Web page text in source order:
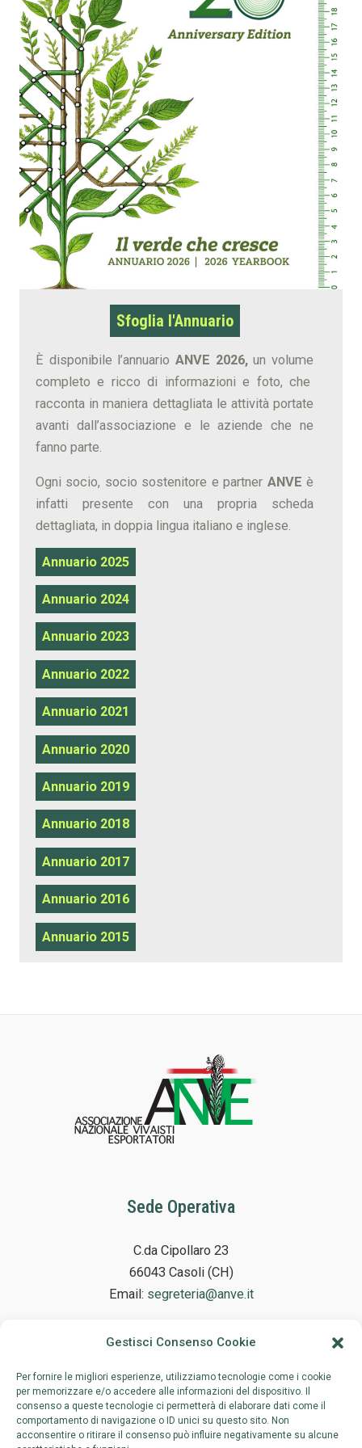
Gestisci Consenso Cookie
Per fornire le migliori esperienze, utilizziamo tecnologie come i cookie
per memorizzare e/o accedere alle informazioni del dispositivo. Il
consenso a queste tecnologie ci permetterà di elaborare dati come il
comportamento di navigazione o ID unici su questo sito. Non
acconsentire o ritirare il consenso può influire negativamente su alcune
Sfoglia l'Annuario
È disponibile l’annuario ANVE 2026,un volume
completo e ricco di informazioni e foto, che
racconta in maniera dettagliata le attività portate
avanti dall’associazione e le aziende che ne
fanno parte.
Ogni socio, socio sostenitore e partner ANVE è
infatti presente con una propria scheda
dettagliata, in doppia lingua italiano e inglese.
Annuario 2025
Annuario 2024
Annuario 2023
Annuario 2022
Annuario 2021
Annuario 2020
Annuario 2019
Annuario 2018
Annuario 2017
Annuario 2016
Annuario 2015
Sede Operativa
C.da Cipollaro 23
66043 Casoli (CH)
Email: segreteria@anve.it
Sede Legale
Via Adelaide Ristori 38
00197 Roma